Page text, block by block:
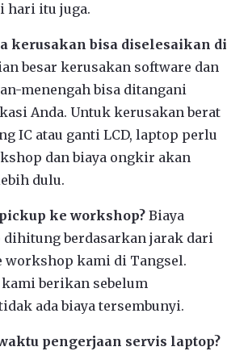
hari itu juga.
kerusakan bisa diselesaikan di
besar kerusakan software dan
menengah bisa ditangani
Anda. Untuk kerusakan berat
IC atau ganti LCD, laptop perlu
dan biaya ongkir akan
dulu.
ke workshop? Biaya
berdasarkan jarak dari
workshop kami di Tangsel.
berikan sebelum
ada biaya tersembunyi.
pengerjaan servis laptop?